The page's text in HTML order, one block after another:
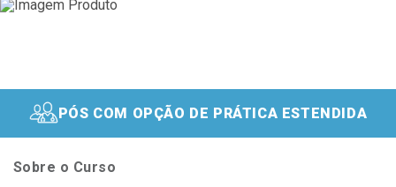
PÓS COM OPÇÃO DE PRÁTICA ESTENDIDA
Sobre o Curso